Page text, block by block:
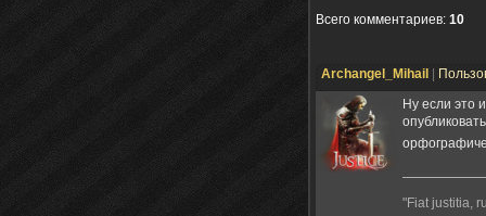
Всего комментариев: 10
Archangel_Mihail
Ну если это
"Fiat justitia,